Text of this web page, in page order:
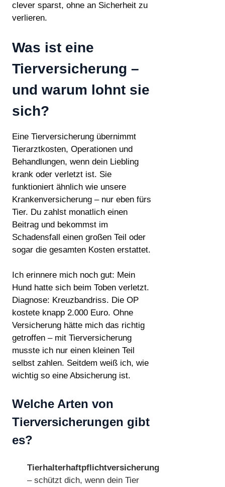
clever sparst, ohne an Sicherheit zu
verlieren.
Was ist eine
Tierversicherung –
und warum lohnt sie
sich?
Eine Tierversicherung übernimmt
Tierarztkosten, Operationen und
Behandlungen, wenn dein Liebling
krank oder verletzt ist. Sie
funktioniert ähnlich wie unsere
Krankenversicherung – nur eben fürs
Tier. Du zahlst monatlich einen
Beitrag und bekommst im
Schadensfall einen großen Teil oder
sogar die gesamten Kosten erstattet.
Ich erinnere mich noch gut: Mein
Hund hatte sich beim Toben verletzt.
Diagnose: Kreuzbandriss. Die OP
kostete knapp 2.000 Euro. Ohne
Versicherung hätte mich das richtig
getroffen – mit Tierversicherung
musste ich nur einen kleinen Teil
selbst zahlen. Seitdem weiß ich, wie
wichtig so eine Absicherung ist.
Welche Arten von
Tierversicherungen gibt
es?
Tierhalterhaftpflichtversicherung
– schützt dich, wenn dein Tier